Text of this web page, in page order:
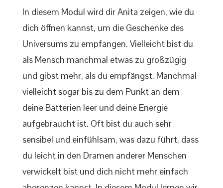
In diesem Modul wird dir Anita zeigen, wie du
dich öffnen kannst, um die Geschenke des
Universums zu empfangen. Vielleicht bist du
als Mensch manchmal etwas zu großzügig
und gibst mehr, als du empfängst. Manchmal
vielleicht sogar bis zu dem Punkt an dem
deine Batterien leer und deine Energie
aufgebraucht ist. Oft bist du auch sehr
sensibel und einfühlsam, was dazu führt, dass
du leicht in den Dramen anderer Menschen
verwickelt bist und dich nicht mehr einfach